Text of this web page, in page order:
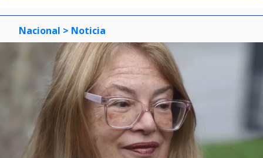
Nacional > Noticia